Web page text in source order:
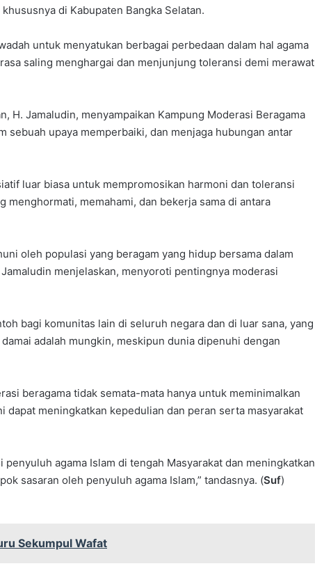
di Kabupaten Bangka Selatan.
untuk menyatukan berbagai perbedaan dalam hal agama
saling menghargai dan menjunjung toleransi demi merawat
H. Jamaludin, menyampaikan Kampung Moderasi Beragama
sebuah upaya memperbaiki, dan menjaga hubungan antar
luar biasa untuk mempromosikan harmoni dan toleransi
menghormati, memahami, dan bekerja sama di antara
oleh populasi yang beragam yang hidup bersama dalam
menjelaskan, menyoroti pentingnya moderasi
bagi komunitas lain di seluruh negara dan di luar sana, yang
adalah mungkin, meskipun dunia dipenuhi dengan
beragama tidak semata-mata hanya untuk meminimalkan
dapat meningkatkan kepedulian dan peran serta masyarakat
agama Islam di tengah Masyarakat dan meningkatkan
sasaran oleh penyuluh agama Islam,” tandasnya. (Suf)
Sekumpul Wafat